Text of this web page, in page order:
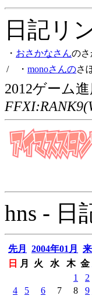
日記リ
・ おさかなさんの
/ ・ monoさんのさ
2012ゲーム
hns - 日
先月 2004年01月
日
月 火 水 木 金
1
2
4
5 6 7 8 9